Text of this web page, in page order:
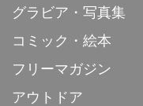
グラビア・写真集
コミック・絵本
フリーマガジン
アウトドア